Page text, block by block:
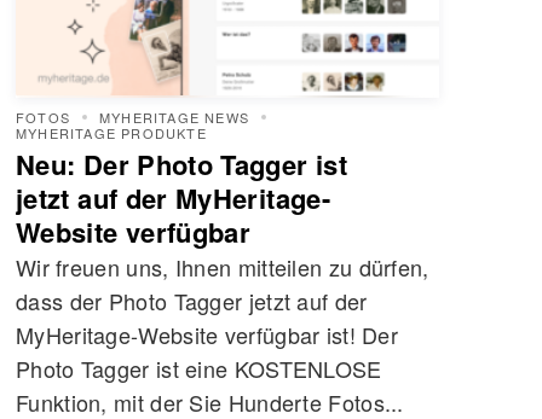
FOTOS
MYHERITAGE NEWS
MYHERITAGE PRODUKTE
Neu: Der Photo Tagger ist
jetzt auf der MyHeritage-
Website verfügbar
Wir freuen uns, Ihnen mitteilen zu dürfen,
dass der Photo Tagger jetzt auf der
MyHeritage-Website verfügbar ist! Der
Photo Tagger ist eine KOSTENLOSE
Funktion, mit der Sie Hunderte Fotos...